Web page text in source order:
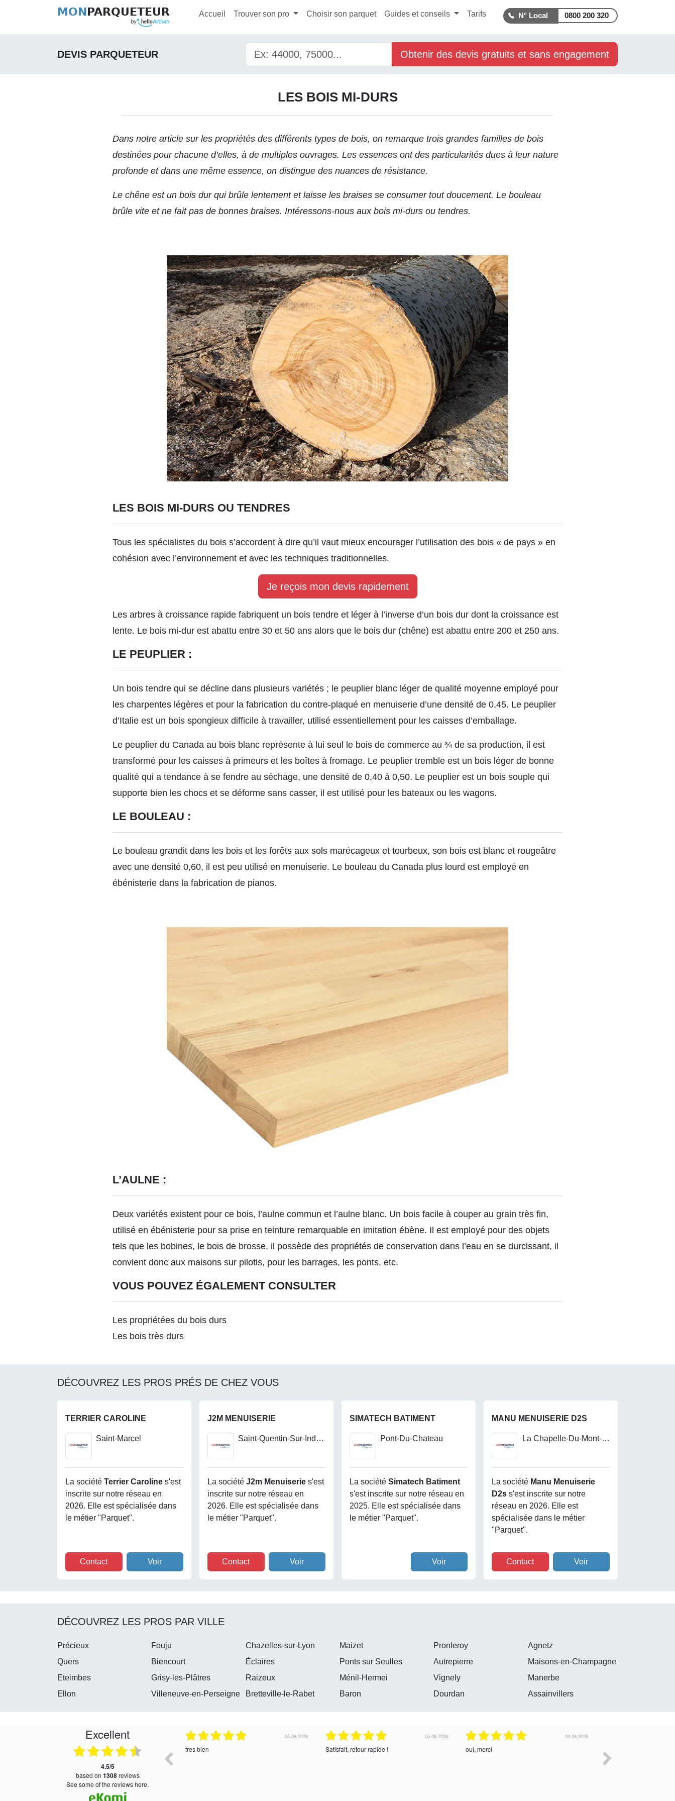
MONPARQUETEUR Accueil Trouver son pro Choisir son parquet Guides et conseils Tarifs 0800 200 320
DEVIS PARQUETEUR Obtenir des devis gratuits et sans engagement
LES BOIS MI-DURS
Dans notre article sur les propriétés des différents types de bois, on remarque trois grandes familles de bois
destinées pour chacune d’elles, à de multiples ouvrages. Les essences ont des particularités dues à leur nature
profonde et dans une même essence, on distingue des nuances de résistance.
Le chêne est un bois dur qui brûle lentement et laisse les braises se consumer tout doucement. Le bouleau
brûle vite et ne fait pas de bonnes braises. Intéressons-nous aux bois mi-durs ou tendres.
LES BOIS MI-DURS OU TENDRES
Tous les spécialistes du bois s’accordent à dire qu’il vaut mieux encourager l’utilisation des bois « de pays » en
cohésion avec l’environnement et avec les techniques traditionnelles.
Je reçois mon devis rapidement
Les arbres à croissance rapide fabriquent un bois tendre et léger à l’inverse d’un bois dur dont la croissance est
lente. Le bois mi-dur est abattu entre 30 et 50 ans alors que le bois dur (chêne) est abattu entre 200 et 250 ans.
LE PEUPLIER :
Un bois tendre qui se décline dans plusieurs variétés ; le peuplier blanc léger de qualité moyenne employé pour
les charpentes légères et pour la fabrication du contre-plaqué en menuiserie d’une densité de 0,45. Le peuplier
d’Italie est un bois spongieux difficile à travailler, utilisé essentiellement pour les caisses d’emballage.
Le peuplier du Canada au bois blanc représente à lui seul le bois de commerce au ¾ de sa production, il est
transformé pour les caisses à primeurs et les boîtes à fromage. Le peuplier tremble est un bois léger de bonne
qualité qui a tendance à se fendre au séchage, une densité de 0,40 à 0,50. Le peuplier est un bois souple qui
supporte bien les chocs et se déforme sans casser, il est utilisé pour les bateaux ou les wagons.
LE BOULEAU :
Le bouleau grandit dans les bois et les forêts aux sols marécageux et tourbeux, son bois est blanc et rougeâtre
avec une densité 0,60, il est peu utilisé en menuiserie. Le bouleau du Canada plus lourd est employé en
ébénisterie dans la fabrication de pianos.
L’AULNE :
Deux variétés existent pour ce bois, l’aulne commun et l’aulne blanc. Un bois facile à couper au grain très fin,
utilisé en ébénisterie pour sa prise en teinture remarquable en imitation ébène. Il est employé pour des objets
tels que les bobines, le bois de brosse, il possède des propriétés de conservation dans l’eau en se durcissant, il
convient donc aux maisons sur pilotis, pour les barrages, les ponts, etc.
VOUS POUVEZ ÉGALEMENT CONSULTER
Les propriétées du bois durs
Les bois très durs
DÉCOUVREZ LES PROS PRÉS DE CHEZ VOUS
TERRIER CAROLINE
Saint-Marcel
La société Terrier Caroline s'est
inscrite sur notre réseau en
2026. Elle est spécialisée dans
le métier "Parquet".
Contact Voir
J2M MENUISERIE
Saint-Quentin-Sur-Indrois
La société J2m Menuiserie s'est
inscrite sur notre réseau en
2026. Elle est spécialisée dans
le métier "Parquet".
Contact Voir
SIMATECH BATIMENT
Pont-Du-Chateau
La société Simatech Batiment
s'est inscrite sur notre réseau en
2025. Elle est spécialisée dans
le métier "Parquet".
Voir
MANU MENUISERIE D2S
La Chapelle-Du-Mont-Du-Chat
La société Manu Menuiserie
D2s s'est inscrite sur notre
réseau en 2026. Elle est
spécialisée dans le métier
"Parquet".
Contact Voir
DÉCOUVREZ LES PROS PAR VILLE
Précieux Fouju Chazelles-sur-Lyon Maizet Pronleroy
Agnetz
Quers
Biencourt Éclaires Ponts sur Seulles Autrepierre
Maisons-en-Champagne
Eteimbes
Grisy-les-Plâtres Raizeux Ménil-Hermei Vignely
Manerbe
Ellon
Villeneuve-en-Perseigne Bretteville-le-Rabet Baron Dourdan Assainvillers
Excellent
4.5/5
based on 1308reviews
see some of the reviews here.
30.07.2026
Satisfait de l’échange, assez cordial. En
30.07.2026
correcte
29.07.2026
oui